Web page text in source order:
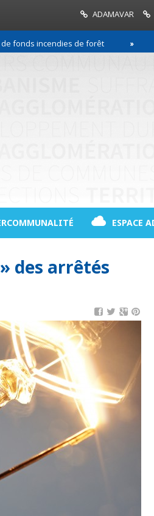
ADAMAVAR
incendies de forêt
ESPACE
des arrêtés